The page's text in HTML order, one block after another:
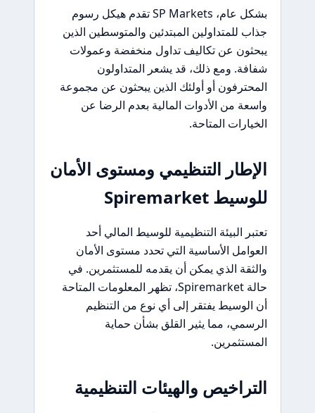
بشكل عام، SP Markets تقدم هيكل رسوم
جذاب للمتداولين المبتدئين والمتوسطين الذين
يبحثون عن تكاليف تداول منخفضة وعمولات
شفافة. ومع ذلك، قد يشعر المتداولون
المحترفون أو أولئك الذين يبحثون عن مجموعة
واسعة من الأدوات المالية بعدم الرضا عن
الخيارات المتاحة.
الإطار التنظيمي ومستوى الأمان
للوسيط Spiremarket
تعتبر البيئة التنظيمية للوسيط المالي أحد
العوامل الأساسية التي تحدد مستوى الأمان
والثقة الذي يمكن أن يقدمه للمستثمرين. في
حالة Spiremarket، تظهر المعلومات المتاحة
أن الوسيط يفتقر إلى أي نوع من التنظيم
الرسمي، مما يثير القلق بشأن حماية
المستثمرين.
التراخيص والهيئات التنظيمية